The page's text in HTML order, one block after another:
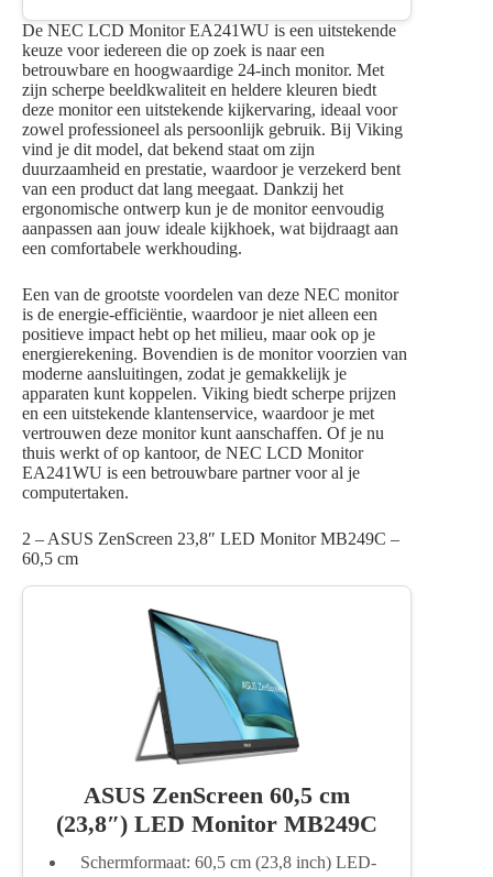
De NEC LCD Monitor EA241WU is een uitstekende
keuze voor iedereen die op zoek is naar een
betrouwbare en hoogwaardige 24-inch monitor. Met
zijn scherpe beeldkwaliteit en heldere kleuren biedt
deze monitor een uitstekende kijkervaring, ideaal voor
zowel professioneel als persoonlijk gebruik. Bij Viking
vind je dit model, dat bekend staat om zijn
duurzaamheid en prestatie, waardoor je verzekerd bent
van een product dat lang meegaat. Dankzij het
ergonomische ontwerp kun je de monitor eenvoudig
aanpassen aan jouw ideale kijkhoek, wat bijdraagt aan
een comfortabele werkhouding.
Een van de grootste voordelen van deze NEC monitor
is de energie-efficiëntie, waardoor je niet alleen een
positieve impact hebt op het milieu, maar ook op je
energierekening. Bovendien is de monitor voorzien van
moderne aansluitingen, zodat je gemakkelijk je
apparaten kunt koppelen. Viking biedt scherpe prijzen
en een uitstekende klantenservice, waardoor je met
vertrouwen deze monitor kunt aanschaffen. Of je nu
thuis werkt of op kantoor, de NEC LCD Monitor
EA241WU is een betrouwbare partner voor al je
computertaken.
2 – ASUS ZenScreen 23,8″ LED Monitor MB249C –
60,5 cm
ASUS ZenScreen 60,5 cm
(23,8″) LED Monitor MB249C
Schermformaat: 60,5 cm (23,8 inch) LED-